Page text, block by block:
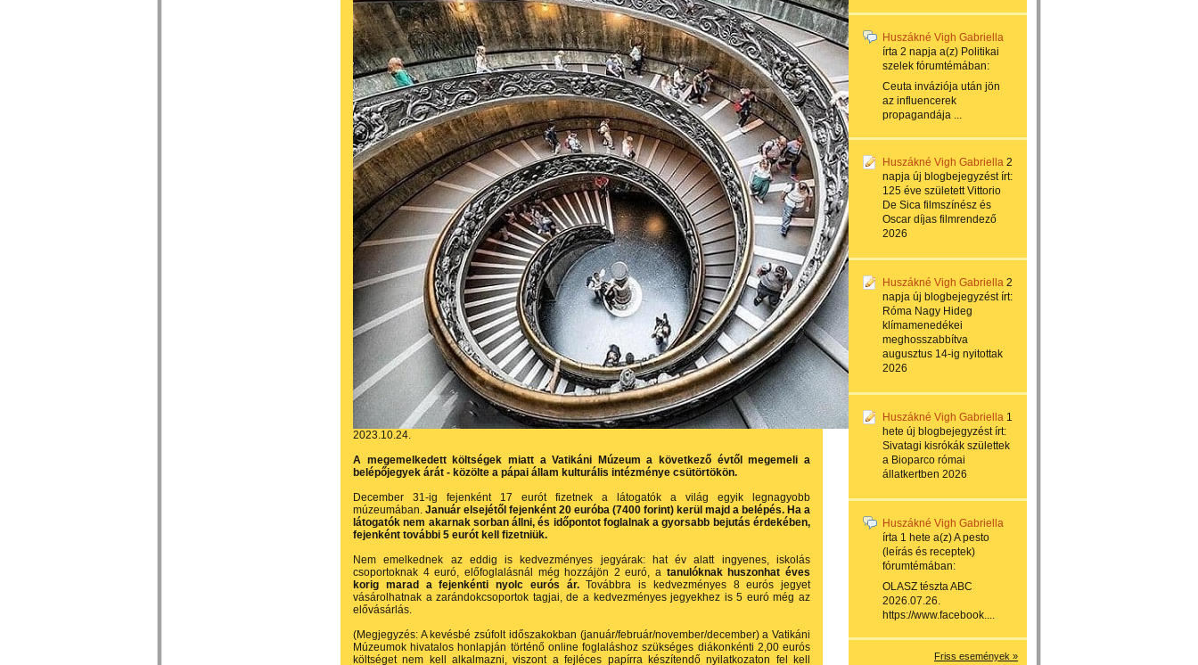
2023.10.24.
A megemelkedett költségek miatt a Vatikáni Múzeum a következő évtől megemeli a
belépőjegyek árát - közölte a pápai állam kulturális intézménye csütörtökön.
December 31-ig fejenként 17 eurót fizetnek a látogatók a világ egyik legnagyobb
múzeumában. Január elsejétől fejenként 20 euróba (7400 forint) kerül majd a belépés. Ha a
látogatók nem akarnak sorban állni, és időpontot foglalnak a gyorsabb bejutás érdekében,
fejenként további 5 eurót kell fizetniük.
Nem emelkednek az eddig is kedvezményes jegyárak: hat év alatt ingyenes, iskolás
csoportoknak 4 euró, előfoglalásnál még hozzájön 2 euró, a tanulóknak huszonhat éves
korig marad a fejenkénti nyolc eurós ár.Továbbra is kedvezményes 8 eurós jegyet
vásárolhatnak a zarándokcsoportok tagjai, de a kedvezményes jegyekhez is 5 euró még az
elővásárlás.
(Megjegyzés: A kevésbé zsúfolt időszakokban (január/február/november/december) a Vatikáni
Múzeumok hivatalos honlapján történő online foglaláshoz szükséges diákonkénti 2,00 eurós
költséget nem kell alkalmazni, viszont a fejléces papírra készítendő nyilatkozaton fel kell
Huszákné Vigh Gabriella
írta 2 napja a(z) Politikai
szelek fórumtémában:
Ceuta inváziója után jön
az influencerek
propagandája ...
Huszákné Vigh Gabriella 2
napja új blogbejegyzést írt:
125 éve született Vittorio
De Sica filmszínész és
Oscar díjas filmrendező
2026
Huszákné Vigh Gabriella 2
napja új blogbejegyzést írt:
Róma Nagy Hideg
klímamenedékei
meghosszabbítva
augusztus 14-ig nyitottak
2026
Huszákné Vigh Gabriella 1
hete új blogbejegyzést írt:
Sivatagi kisrókák születtek
a Bioparco római
állatkertben 2026
Huszákné Vigh Gabriella
írta 1 hete a(z)A pesto
(leírás és receptek)
fórumtémában:
OLASZ tészta ABC
2026.07.26.
https://www.facebook....
Friss események »